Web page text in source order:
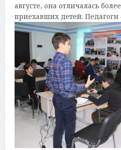
августе, она отличалась
приехавших детей. Педагоги